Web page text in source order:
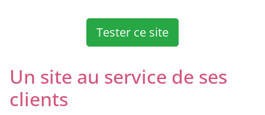
Tester ce site
Un site au service de ses
clients